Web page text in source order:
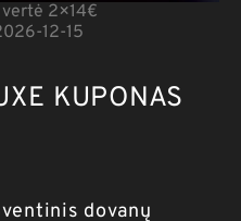
KUPONAS
dovanų
2×14€
12-15